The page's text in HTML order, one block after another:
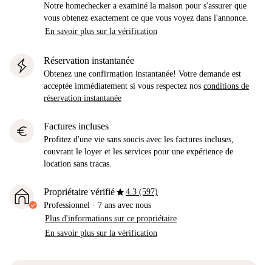
Notre homechecker a examiné la maison pour s'assurer que
vous obtenez exactement ce que vous voyez dans l'annonce.
En savoir plus sur la vérification
Réservation instantanée
Obtenez une confirmation instantanée! Votre demande est
acceptée immédiatement si vous respectez nos conditions de
réservation instantanée
euro Factures incluses
Profitez d'une vie sans soucis avec les factures incluses,
couvrant le loyer et les services pour une expérience de
location sans tracas.
Propriétaire vérifiéstar4.3 (597)
Professionnel · 7 ans avec nous
Plus d'informations sur ce propriétaire
En savoir plus sur la vérification